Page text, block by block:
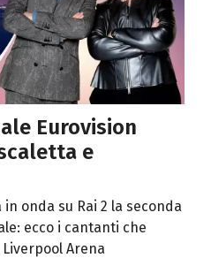
Eurovision
e
onda su Rai 2 la seconda
ecco i cantanti che
Arena